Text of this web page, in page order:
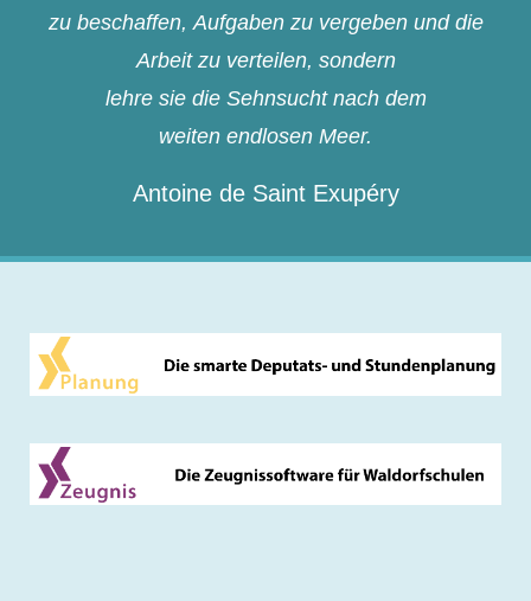
zu beschaffen, Aufgaben zu vergeben und die
Arbeit zu verteilen, sondern
lehre sie die Sehnsucht nach dem
weiten endlosen Meer.
Antoine de Saint Exupéry